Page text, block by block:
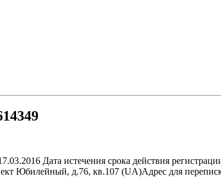
Дата истечения срока действия
Юбилейный, д.76, кв.107 (UA)Адрес для